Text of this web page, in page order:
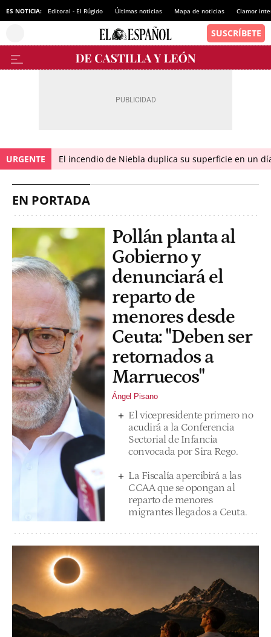
ES NOTICIA: Editoral - El Rúgido Últimas noticias Mapa de noticias Clamor
URGENTE El incendio de Niebla duplica su superficie en un
EN PORTADA
Pollán planta al
Gobierno y
denunciará el
reparto de
menores desde
Ceuta: "Deben ser
retornados a
Marruecos"
Ángel Pisano
El vicepresidente primero no
acudirá a la Conferencia
Sectorial de Infancia
convocada por Sira Rego.
La Fiscalía apercibirá a las
CCAA que se opongan al
reparto de menores
migrantes llegados a Ceuta.